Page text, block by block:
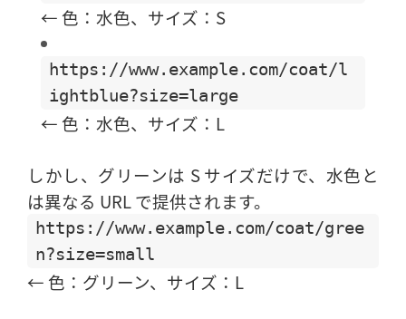
← 色：水色、サイズ：S
https://www.example.com/coat/l
ightblue?size=large
← 色：水色、サイズ：L
しかし、グリーンは S サイズだけで、水色と
は異なる URL で提供されます。
https://www.example.com/coat/gree
n?size=small
← 色：グリーン、サイズ：L